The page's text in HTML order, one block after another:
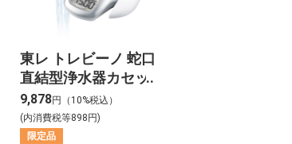
東レ トレビーノ 蛇口
直結型浄水器カセッ
ティ MK207SLX
9,878円（10%税込）
(内消費税等898円)
限定品